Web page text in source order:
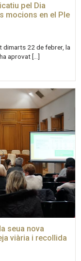
pel Dia
mocions en el Ple
dimarts 22 de febrer, la
aprovat […]
seua nova
viària i recollida